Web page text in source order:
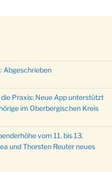
Abgeschrieben
Praxis: Neue App unterstützt
im Oberbergischen Kreis
vom 11. bis 13.
und Thorsten Reuter neues